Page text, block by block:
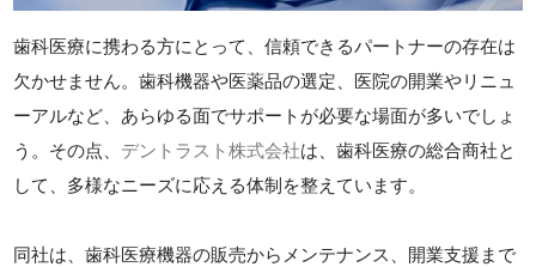
歯科医療に携わる方にとって、信頼できるパートナーの存在は
欠かせません。歯科機器や医薬品の選定、医院の開業やリニュ
ーアルなど、あらゆる面でサポートが必要な場面が多いでしょ
う。その点、 デントラスト株式会社は、歯科医療の総合商社と
して、多様なニーズに応える体制を整えています。
同社は、歯科医療機器の販売からメンテナンス、開業支援まで